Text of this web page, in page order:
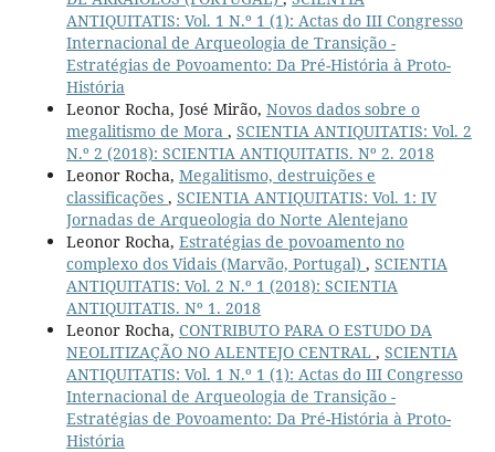
ANTIQUITATIS: Vol. 1 N.º 1 (1): Actas do III Congresso
Internacional de Arqueologia de Transição -
Estratégias de Povoamento: Da Pré-História à Proto-
História
Leonor Rocha, José Mirão, Novos dados sobre o
megalitismo de Mora , SCIENTIA ANTIQUITATIS: Vol. 2
N.º 2 (2018): SCIENTIA ANTIQUITATIS. Nº 2. 2018
Leonor Rocha, Megalitismo, destruições e
classificações , SCIENTIA ANTIQUITATIS: Vol. 1: IV
Jornadas de Arqueologia do Norte Alentejano
Leonor Rocha, Estratégias de povoamento no
complexo dos Vidais (Marvão, Portugal) , SCIENTIA
ANTIQUITATIS: Vol. 2 N.º 1 (2018): SCIENTIA
ANTIQUITATIS. Nº 1. 2018
Leonor Rocha, CONTRIBUTO PARA O ESTUDO DA
NEOLITIZAÇÃO NO ALENTEJO CENTRAL , SCIENTIA
ANTIQUITATIS: Vol. 1 N.º 1 (1): Actas do III Congresso
Internacional de Arqueologia de Transição -
Estratégias de Povoamento: Da Pré-História à Proto-
História